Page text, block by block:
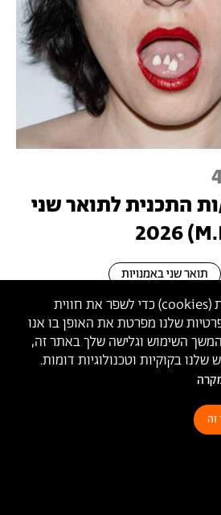
(
cookies) כדי לשפר את חווית
שלנו מפרטת את האופן בו אנו
המשך השימוש וגלישה שלך באתר זה,
בקוקיות וטכנולוגיות דומות.
זה
התכנית לתואר שני
תואר שני באמנויות
ירושלים
والتصميم القدس
Bezalel Academy of Arts